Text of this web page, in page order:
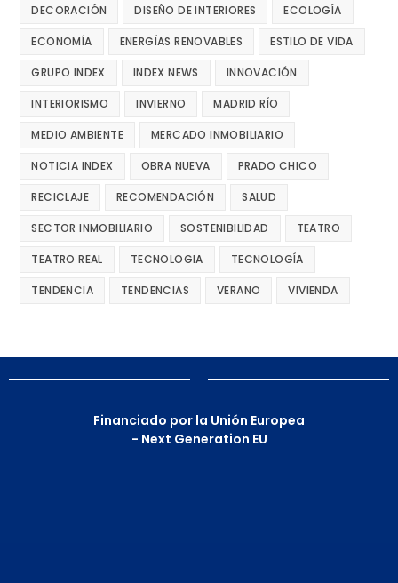
DECORACIÓN DISEÑO DE INTERIORES ECOLOGÍA
ECONOMÍA ENERGÍAS RENOVABLES ESTILO DE VIDA
GRUPO INDEX INDEX NEWS INNOVACIÓN
INTERIORISMO INVIERNO MADRID RÍO
MEDIO AMBIENTE MERCADO INMOBILIARIO
NOTICIA INDEX OBRA NUEVA PRADO CHICO
RECICLAJE RECOMENDACIÓN SALUD
SECTOR INMOBILIARIO SOSTENIBILIDAD TEATRO
TEATRO REAL TECNOLOGIA TECNOLOGÍA
TENDENCIA TENDENCIAS VERANO VIVIENDA
Financiado por la Unión Europea
- Next Generation EU